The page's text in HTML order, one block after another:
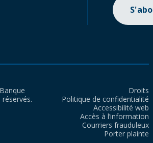
Droits
Politique de confidentialité
Accessibilité web
Accès à l’information
Courriers frauduleux
Porter plainte